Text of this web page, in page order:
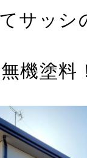
サッシ
機塗料